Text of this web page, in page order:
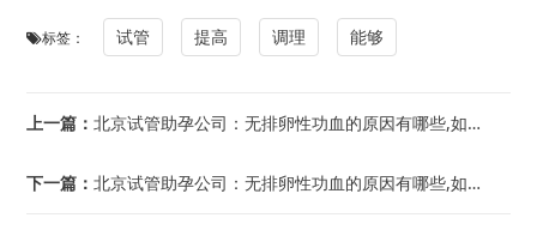
标签： 试管 提高 调理 能够
上一篇：北京试管助孕公司：无排卵性功血的原因有哪些,如何治疗最有效呢
下一篇：北京试管助孕公司：无排卵性功血的原因有哪些,如何治疗最有效呢